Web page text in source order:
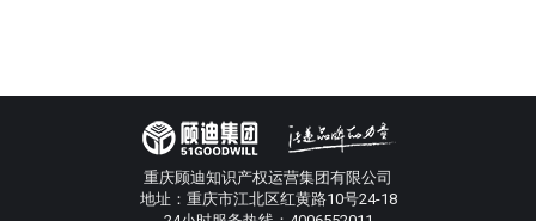
重庆顾迪知识产权运营集团有限公司
地址：重庆市江北区红黄路10号24-18